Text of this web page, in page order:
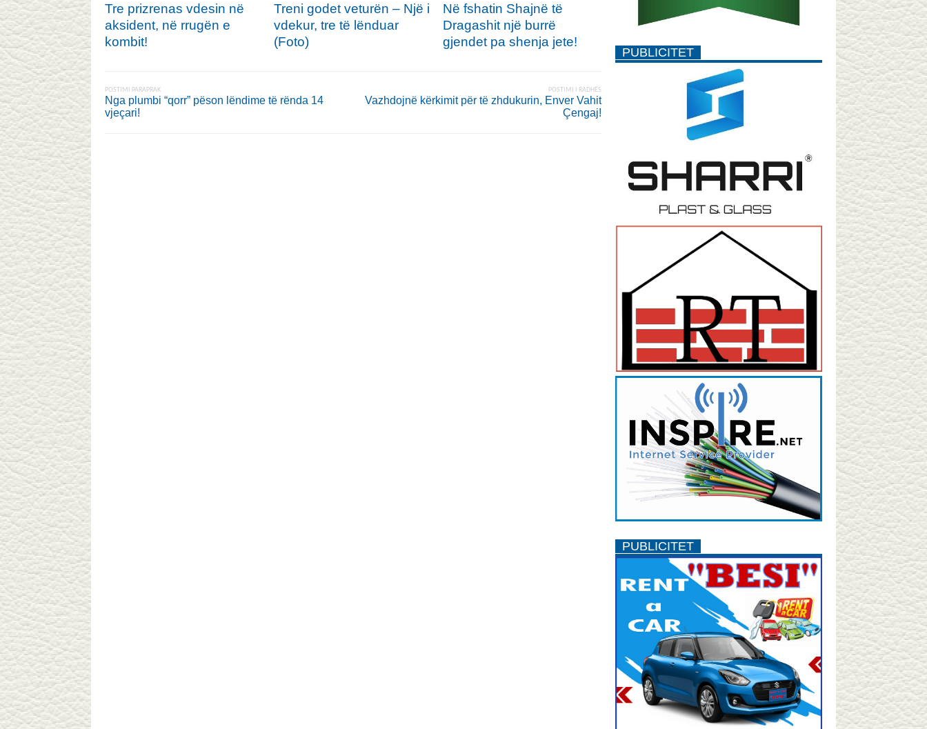
Tre prizrenas vdesin në
aksident, në rrugën e
kombit!
Treni godet veturën – Një i
vdekur, tre të lënduar
(Foto)
Në fshatin Shajnë të
Dragashit një burrë
gjendet pa shenja jete!
POSTIMI PARAPRAK
Nga plumbi “qorr” pëson lëndime të rënda 14
vjeçari!
POSTIMI I RADHËS
Vazhdojnë kërkimit për të zhdukurin, Enver Vahit
Çengaj!
PUBLICITET
PUBLICITET